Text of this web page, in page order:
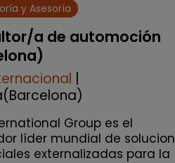
y Asesoría
a de automoción
|
Group es el
líder mundial de
externalizadas para la